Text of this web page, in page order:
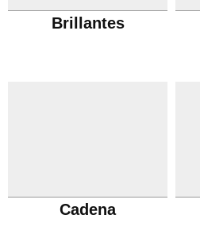
Brillantes
Cadena